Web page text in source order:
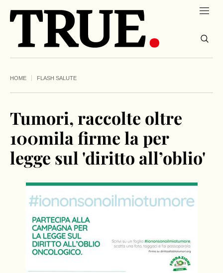
HOME FLASH SALUTE
Tumori, raccolte oltre
100mila firme la per
legge sul 'diritto all’oblio'